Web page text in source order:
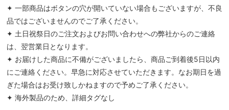
✦ 一部商品はボタンの穴が開いていない場合もございますが、不良
品ではございませんのでご了承ください。
✦ 土日祝祭日のご注文およびお問い合わせへの弊社からのご連絡
は、翌営業日となります。
✦ お届けした商品に不備がございましたら、商品ご到着後5日以内
にご連絡ください。早急に対応させていただきます。なお期日を過
ぎた場合はお受け致しかねますので予めご了承ください。
✦ 海外製品のため、詳細タグなし